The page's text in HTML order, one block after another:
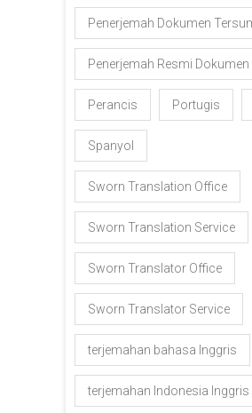
Penerjemah Dokumen
Penerjemah Resmi Dokumen
Perancis Portugis
Spanyol
Sworn Translation Office
Sworn Translation Service
Sworn Translator Office
Sworn Translator Service
terjemahan bahasa Inggris
terjemahan Indonesia Inggris